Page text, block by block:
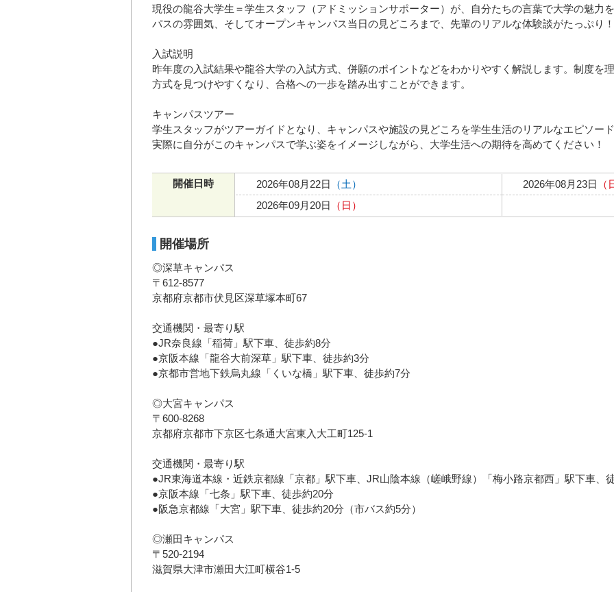
現役の龍谷大学生＝学生スタッフ（アドミッションサポーター）が、自分たちの言葉で大学の魅力
パスの雰囲気、そしてオープンキャンパス当日の見どころまで、先輩のリアルな体験談がたっぷり！
入試説明
昨年度の入試結果や龍谷大学の入試方式、併願のポイントなどをわかりやすく解説します。制度を
方式を見つけやすくなり、合格への一歩を踏み出すことができます。
キャンパスツアー
学生スタッフがツアーガイドとなり、キャンパスや施設の見どころを学生生活のリアルなエピソー
実際に自分がこのキャンパスで学ぶ姿をイメージしながら、大学生活への期待を高めてください！
開催日時 2026年08月22日 （土） 2026年08月23日 （
2026年09月20日
（日）
開催場所
◎深草キャンパス
〒612-8577
京都府京都市伏見区深草塚本町67
交通機関・最寄り駅
●JR奈良線「稲荷」駅下車、徒歩約8分
●京阪本線「龍谷大前深草」駅下車、徒歩約3分
●京都市営地下鉄烏丸線「くいな橋」駅下車、徒歩約7分
◎大宮キャンパス
〒600-8268
京都府京都市下京区七条通大宮東入大工町125-1
交通機関・最寄り駅
●JR東海道本線・近鉄京都線「京都」駅下車、JR山陰本線（嵯峨野線）「梅小路京都西」駅下車、
●京阪本線「七条」駅下車、徒歩約20分
●阪急京都線「大宮」駅下車、徒歩約20分（市バス約5分）
◎瀬田キャンパス
〒520-2194
滋賀県大津市瀬田大江町横谷1-5